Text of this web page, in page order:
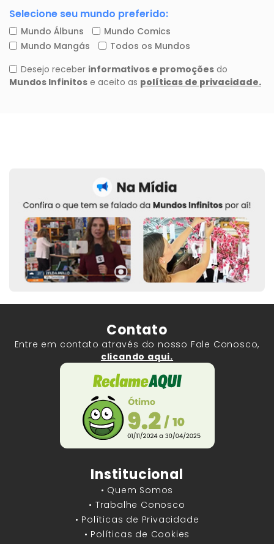
Contato
Entre em contato através do nosso Fale Conosco,
clicando aqui.
Institucional
• Quem Somos
• Trabalhe Conosco
• Políticas de Privacidade
• Políticas de Cookies